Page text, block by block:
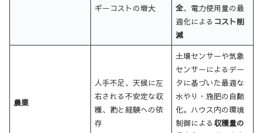
ギーコストの増大
全、電力使用量の最
適化による コスト削
減
農業
人手不足、天候に左
右される不安定な収
穫、勘と経験への依
存
土壌センサーや気象
センサーによるデー
タに基づいた最適な
水やり・施肥の自動
化。ハウス内の環境
制御による収穫量の